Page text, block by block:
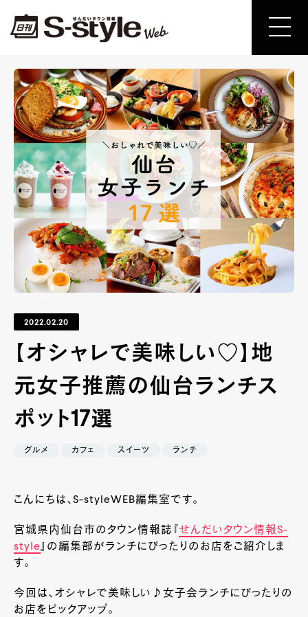
2022.02.20
【オシャレで美味しい♡】地
元女子推薦の仙台ランチス
ポット17選
グルメ カフェ スイーツ ランチ
こんにちは、S-styleWEB編集室です。
宮城県内仙台市のタウン情報誌『 せんだいタウン情報S-
style』 の編集部がランチにぴったりのお店をご紹介しま
す。
今回は、オシャレで美味しい♪女子会ランチにぴったりの
お店をピックアップ。